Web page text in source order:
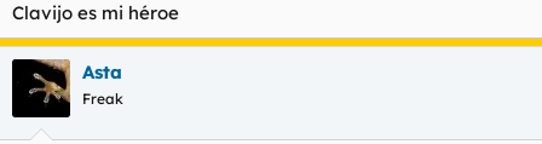
Clavijo es mi héroe
Asta
Freak